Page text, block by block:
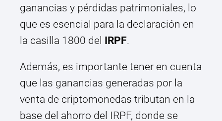
ganancias y pérdidas patrimoniales, lo
que es esencial para la declaración en
la casilla 1800 del IRPF.
Además, es importante tener en cuenta
que las ganancias generadas por la
venta de criptomonedas tributan en la
base del ahorro del IRPF, donde se